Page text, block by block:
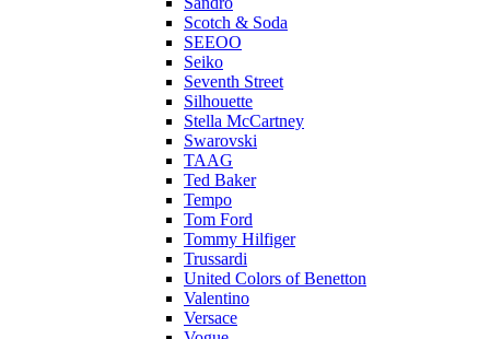
Scotch & Soda
SEEOO
Seiko
Seventh Street
Silhouette
Stella McCartney
Swarovski
TAAG
Ted Baker
Tempo
Tom Ford
Tommy Hilfiger
Trussardi
United Colors of Benetton
Valentino
Versace